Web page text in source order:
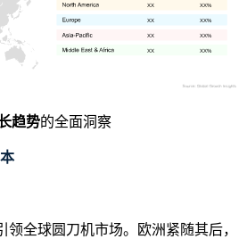
XX%
XX
XX%
XX
XX%
XX
XX%
XX
趋势的全面洞察
领全球圆刀机市场。欧洲紧随其后，